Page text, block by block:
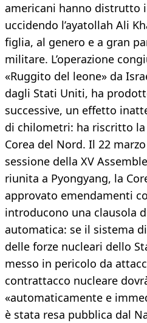
americani hanno distrutto
uccidendo l’ayatollah Ali
figlia, al genero e a gran
militare. L’operazione
«Ruggito del leone» da
dagli Stati Uniti, ha
successive, un effetto
di chilometri: ha riscritto
Corea del Nord. Il 22
sessione della XV
riunita a Pyongyang, la
approvato emendamenti
introducono una clausola
automatica: se il sistema
delle forze nucleari dello
messo in pericolo da
contrattacco nucleare
«automaticamente e
è stata resa pubblica dal